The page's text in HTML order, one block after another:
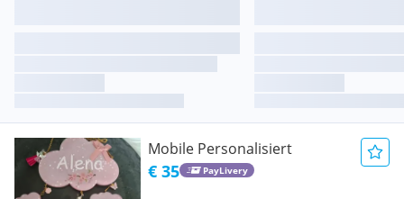
Mobile Personalisiert
€ 35 PayLivery